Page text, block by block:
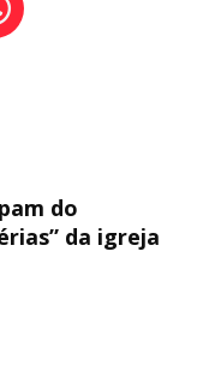
do
da igreja